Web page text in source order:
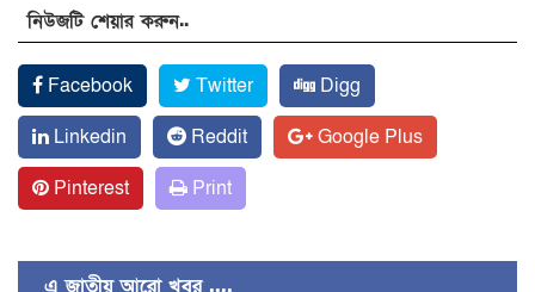
নিউজটি শেয়ার করুন..
Facebook Twitter
Digg
Linkedin
Reddit
Google Plus
Pinterest
Print
এ জাতীয় আরো খবর ....